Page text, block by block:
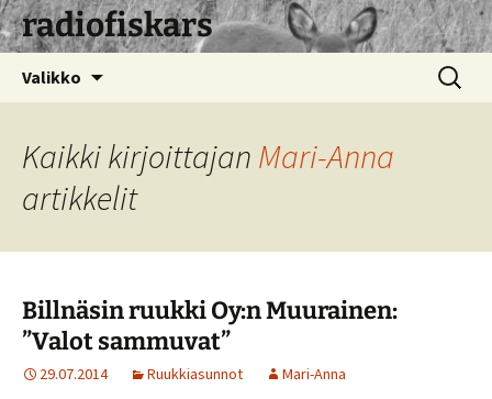
radiofiskars
Valikko Haku:
Kaikki kirjoittajan Mari-Anna
artikkelit
Billnäsin ruukki Oy:n Muurainen:
”Valot sammuvat”
29.07.2014 Ruukkiasunnot Mari-Anna